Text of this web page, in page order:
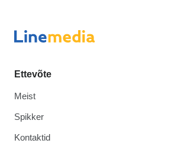
Ettevõte
Meist
Spikker
Kontaktid